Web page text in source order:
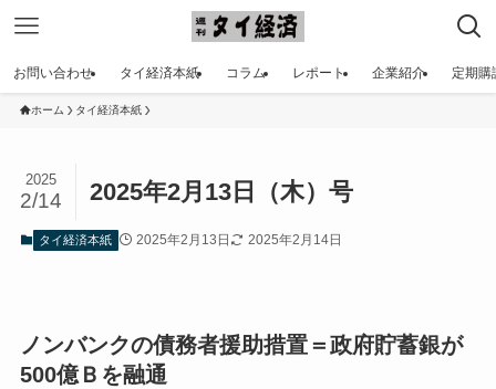
お問い合わせ タイ経済本紙 コラム レポート 企業紹介 定期購
ホーム タイ経済本紙
2025年2月13日（木）号
2025
2/14
タイ経済本紙 2025年2月13日 2025年2月14日
ノンバンクの債務者援助措置＝政府貯蓄銀が
500億Ｂを融通